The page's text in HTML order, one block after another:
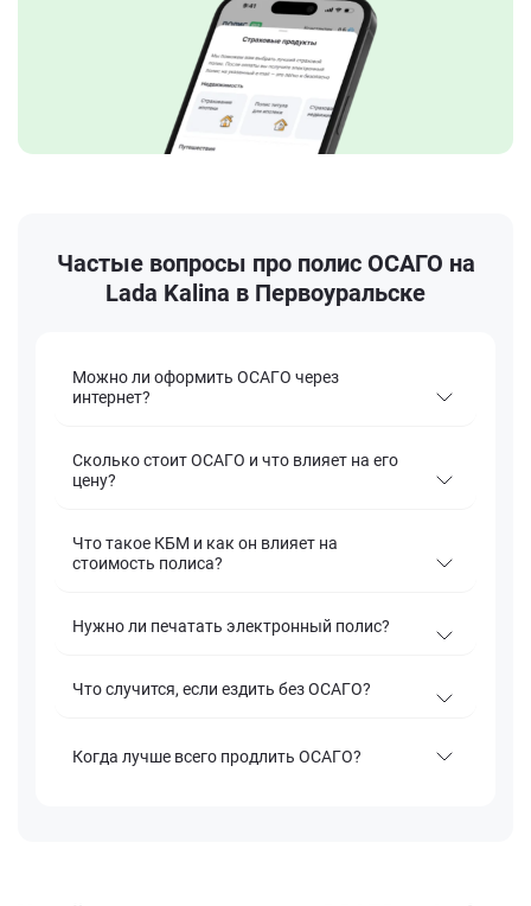
Частые вопросы про полис ОСАГО на
Lada Kalina в Первоуральске
Можно ли оформить ОСАГО через
интернет?
Сколько стоит ОСАГО и что влияет на его
цену?
Что такое КБМ и как он влияет на
стоимость полиса?
Нужно ли печатать электронный полис?
Что случится, если ездить без ОСАГО?
Когда лучше всего продлить ОСАГО?